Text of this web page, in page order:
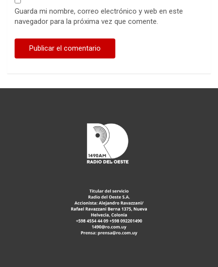
Guarda mi nombre, correo electrónico y web en este
navegador para la próxima vez que comente.